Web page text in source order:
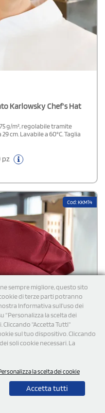
sempre migliore, questo sito
di terze parti potranno
Informativa sull’uso dei
“Personalizza la scelta dei
Cliccando "Accetta Tutti"
sul tuo dispositivo. Cliccando
soli cookie necessari. La
la scelta dei cookie
Accetta tutti
Karlowsky Chef's Hat
g/m², regolabile tramite
cm. Lavabile a 60°C. Taglia
pz
Cod: KKM14